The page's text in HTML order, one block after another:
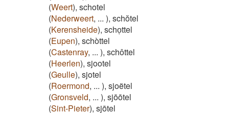
(Weert), schotel
(Nederweert, ... ), schŏtel
(Kerensheide), schoͅttel
(Eupen), schòttel
(Castenray, ... ), schôttel
(Heerlen), sjootel
(Geulle), sjotel
(Roermond, ... ), sjoëtel
(Gronsveld, ... ), sjōōtel
(Sint-Pieter), sjōtel